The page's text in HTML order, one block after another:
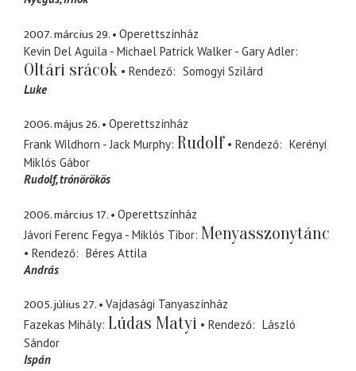
2007. március 29.
Operettszínház
Kevin Del Aguila - Michael Patrick Walker - Gary Adler
Oltári srácok Rendező
Somogyi Szilárd
Luke
2006. május 26.
Operettszínház
Frank Wildhorn - Jack Murphy Rudolf Rendező
Kerényi
Miklós Gábor
Rudolf trónörökös
2006. március 17.
Operettszínház
Jávori Ferenc Fegya - Miklós Tibor Menyasszonytánc
Rendező
Béres Attila
András
2005. július 27.
Vajdasági Tanyaszínház
Fazekas Mihály Lúdas Matyi Rendező
László
Sándor
Ispán